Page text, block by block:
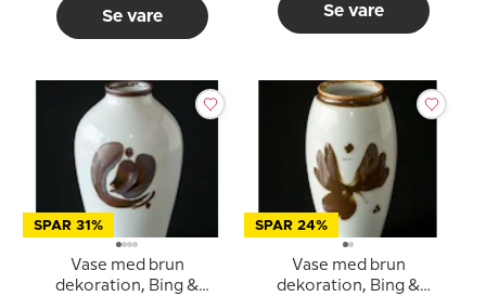
Se vare Se vare
SPAR 31%
Vase med brun
dekoration, Bing &
SPAR 24%
Vase med brun
dekoration, Bing &